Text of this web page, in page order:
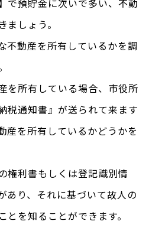
しょう。
不動産を所有しているかを調
を所有している場合、市役所
税通知書』が送られて来ます
産を所有しているかどうかを
権利書もしくは登記識別情
あり、それに基づいて故人の
を知ることができます。